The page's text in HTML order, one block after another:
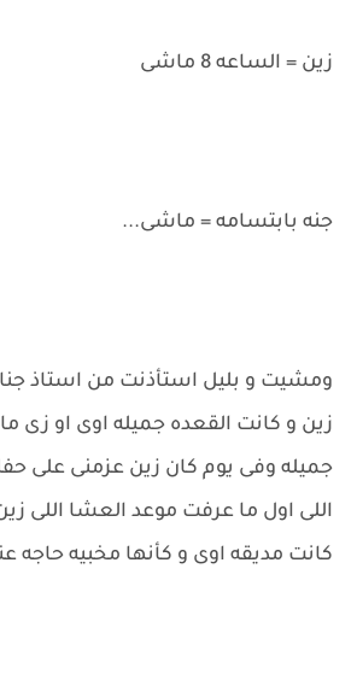
زين = الساعه 8 ماشى
جنه بابتسامه = ماشى...
ومشيت و بليل استأذنت من استاذ
زين و كانت القعده جميله اوى او زى ما
جميله وفى يوم كان زين عزمنى على
اللى اول ما عرفت موعد العشا اللى
كانت مديقه اوى و كأنها مخبيه حاجه